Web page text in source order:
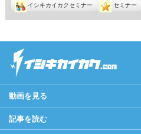
イシキカイカクセミナー セミナー
動画を見る
記事を読む